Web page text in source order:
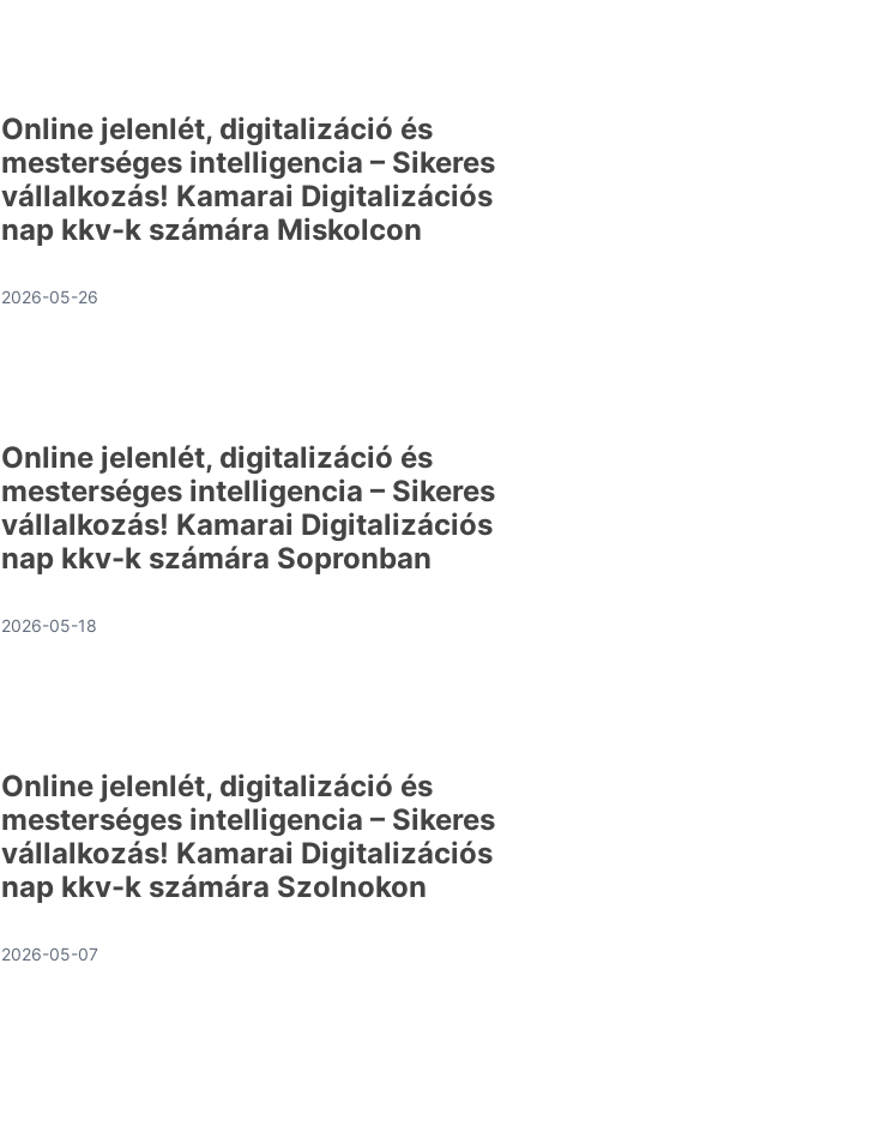
Online jelenlét, digitalizáció és
mesterséges intelligencia – Sikeres
vállalkozás! Kamarai Digitalizációs
nap kkv-k számára Miskolcon
2026-05-26
Online jelenlét, digitalizáció és
mesterséges intelligencia – Sikeres
vállalkozás! Kamarai Digitalizációs
nap kkv-k számára Sopronban
2026-05-18
Online jelenlét, digitalizáció és
mesterséges intelligencia – Sikeres
vállalkozás! Kamarai Digitalizációs
nap kkv-k számára Szolnokon
2026-05-07